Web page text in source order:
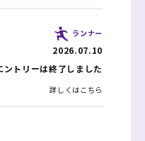
ランナー
2026.07.10
ントリーは終了しました
詳しくはこちら